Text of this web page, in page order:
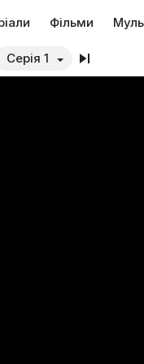
Фільми
Серія 1